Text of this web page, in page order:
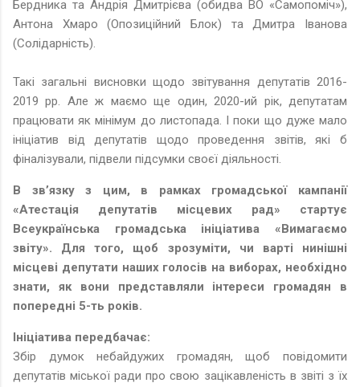
Бердника та Андрія Дмитрієва (обидва ВО «Самопоміч»),
Антона Хмаро (Опозиційний Блок) та Дмитра Іванова
(Солідарність).
Такі загальні висновки щодо звітування депутатів 2016-
2019 рр. Але ж маємо ще один, 2020-ий рік, депутатам
працювати як мінімум до листопада. І поки що дуже мало
ініціатив від депутатів щодо проведення звітів, які б
фіналізували, підвели підсумки своєї діяльності.
В зв’язку з цим, в рамках громадської кампанії
«Атестація депутатів місцевих рад» стартує
Всеукраїнська громадська ініціатива «Вимагаємо
звіту». Для того, щоб зрозуміти, чи варті нинішні
місцеві депутати наших голосів на виборах, необхідно
знати, як вони представляли інтереси громадян в
попередні 5-ть років.
Ініціатива передбачає:
Збір думок небайдужих громадян, щоб повідомити
депутатів міської ради про свою зацікавленість в звіті з їх